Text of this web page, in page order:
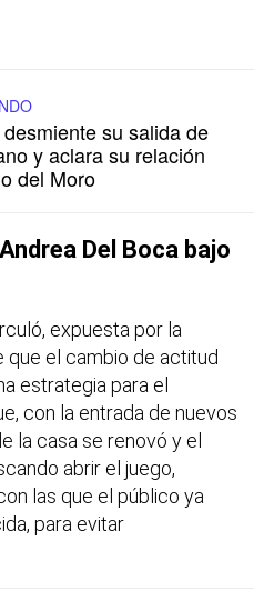
su salida de
y aclara su relación
del Moro
Del Boca bajo
expuesta por la
que el cambio de actitud
estrategia para el
con la entrada de nuevos
la casa se renovó y el
abrir el juego,
las que el público ya
para evitar